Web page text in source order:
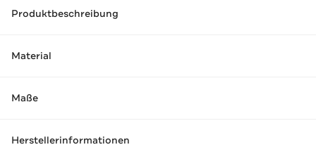
Produktbeschreibung
Material
Maße
Herstellerinformationen